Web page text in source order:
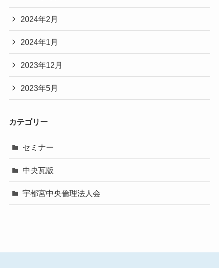
2024年2月
2024年1月
2023年12月
2023年5月
カテゴリー
セミナー
中央瓦版
宇都宮中央倫理法人会